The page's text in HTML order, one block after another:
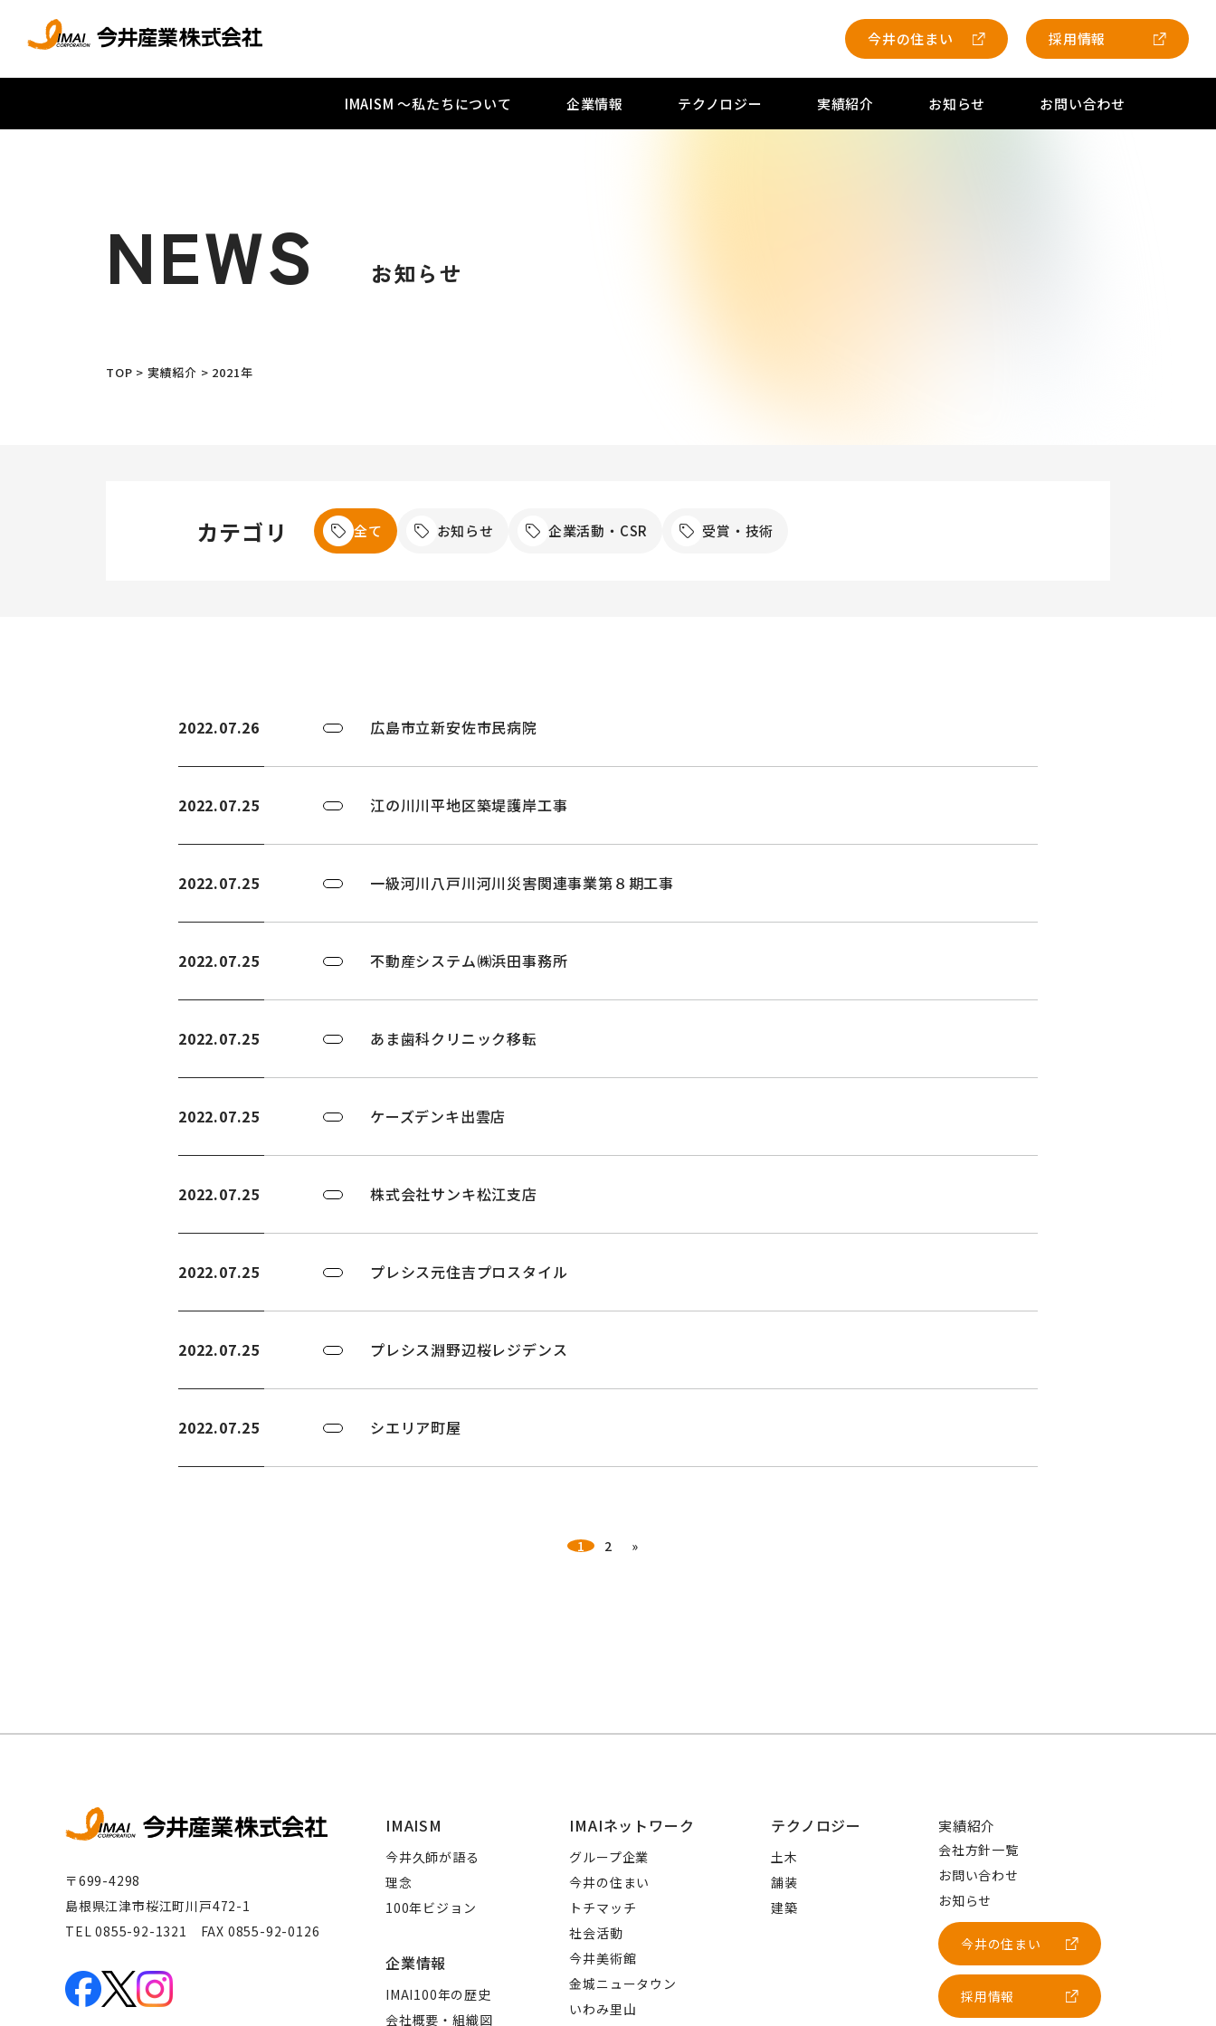
今井の住まい 採用情報
IMAISM 〜私たちについて 企業情報 テクノロジー 実績紹介 お知らせ お問い合わせ
NEWS お知らせ
TOP > 実績紹介 > 2021年
カテゴリ 全て お知らせ 企業活動・CSR 受賞・技術
2022.07.26 広島市立新安佐市民病院
2022.07.25 江の川川平地区築堤護岸工事
2022.07.25 一級河川八戸川河川災害関連事業第８期工事
2022.07.25 不動産システム㈱浜田事務所
2022.07.25 あま歯科クリニック移転
2022.07.25 ケーズデンキ出雲店
2022.07.25 株式会社サンキ松江支店
2022.07.25 プレシス元住吉プロスタイル
2022.07.25 プレシス淵野辺桜レジデンス
2022.07.25 シエリア町屋
1 2 »
〒699-4298
島根県江津市桜江町川戸472-1
TEL 0855-92-1321 FAX 0855-92-0126
IMAISM
今井久師が語る
理念
100年ビジョン
企業情報
IMAI100年の歴史
会社概要・組織図
IMAIネットワーク
グループ企業
今井の住まい
トチマッチ
社会活動
今井美術館
金城ニュータウン
いわみ里山
テクノロジー
土木
舗装
建築
実績紹介
会社方針一覧
お問い合わせ
お知らせ
今井の住まい
採用情報